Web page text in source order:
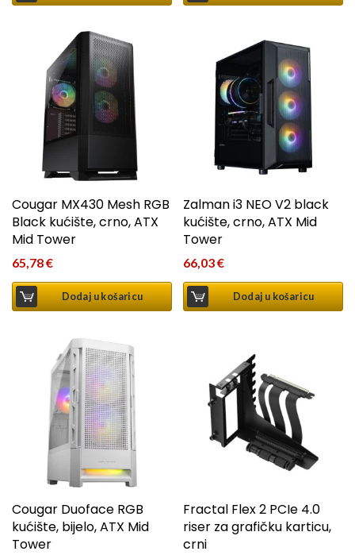
Cougar MX430 Mesh RGB
Black kućište, crno, ATX
Mid Tower
65,78€
Dodaj u košaricu
Zalman i3 NEO V2 black
kućište, crno, ATX Mid
Tower
66,03€
Dodaj u košaricu
Cougar Duoface RGB
kućište, bijelo, ATX Mid
Tower
Fractal Flex 2 PCIe 4.0
riser za grafičku karticu,
crni